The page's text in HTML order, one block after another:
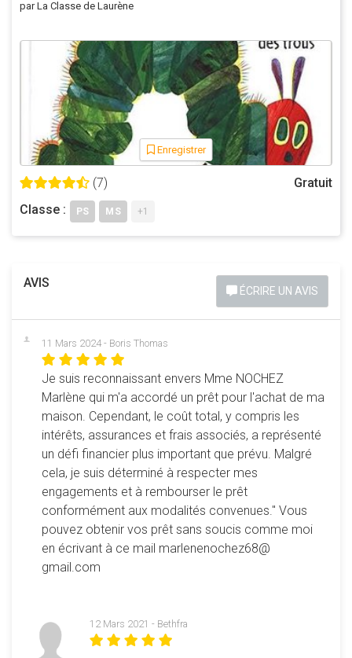
par La Classe de Laurène
Enregistrer
(7)
Gratuit
Classe :
PS MS +1
AVIS
ÉCRIRE UN AVIS
11 Mars 2024 - Boris Thomas
Je suis reconnaissant envers Mme NOCHEZ
Marlène qui m'a accordé un prêt pour l'achat de ma
maison. Cependant, le coût total, y compris les
intérêts, assurances et frais associés, a représenté
un défi financier plus important que prévu. Malgré
cela, je suis déterminé à respecter mes
engagements et à rembourser le prêt
conformément aux modalités convenues." Vous
pouvez obtenir vos prêt sans soucis comme moi
en écrivant à ce mail marlenenochez68@
gmail.com
12 Mars 2021 - Bethfra